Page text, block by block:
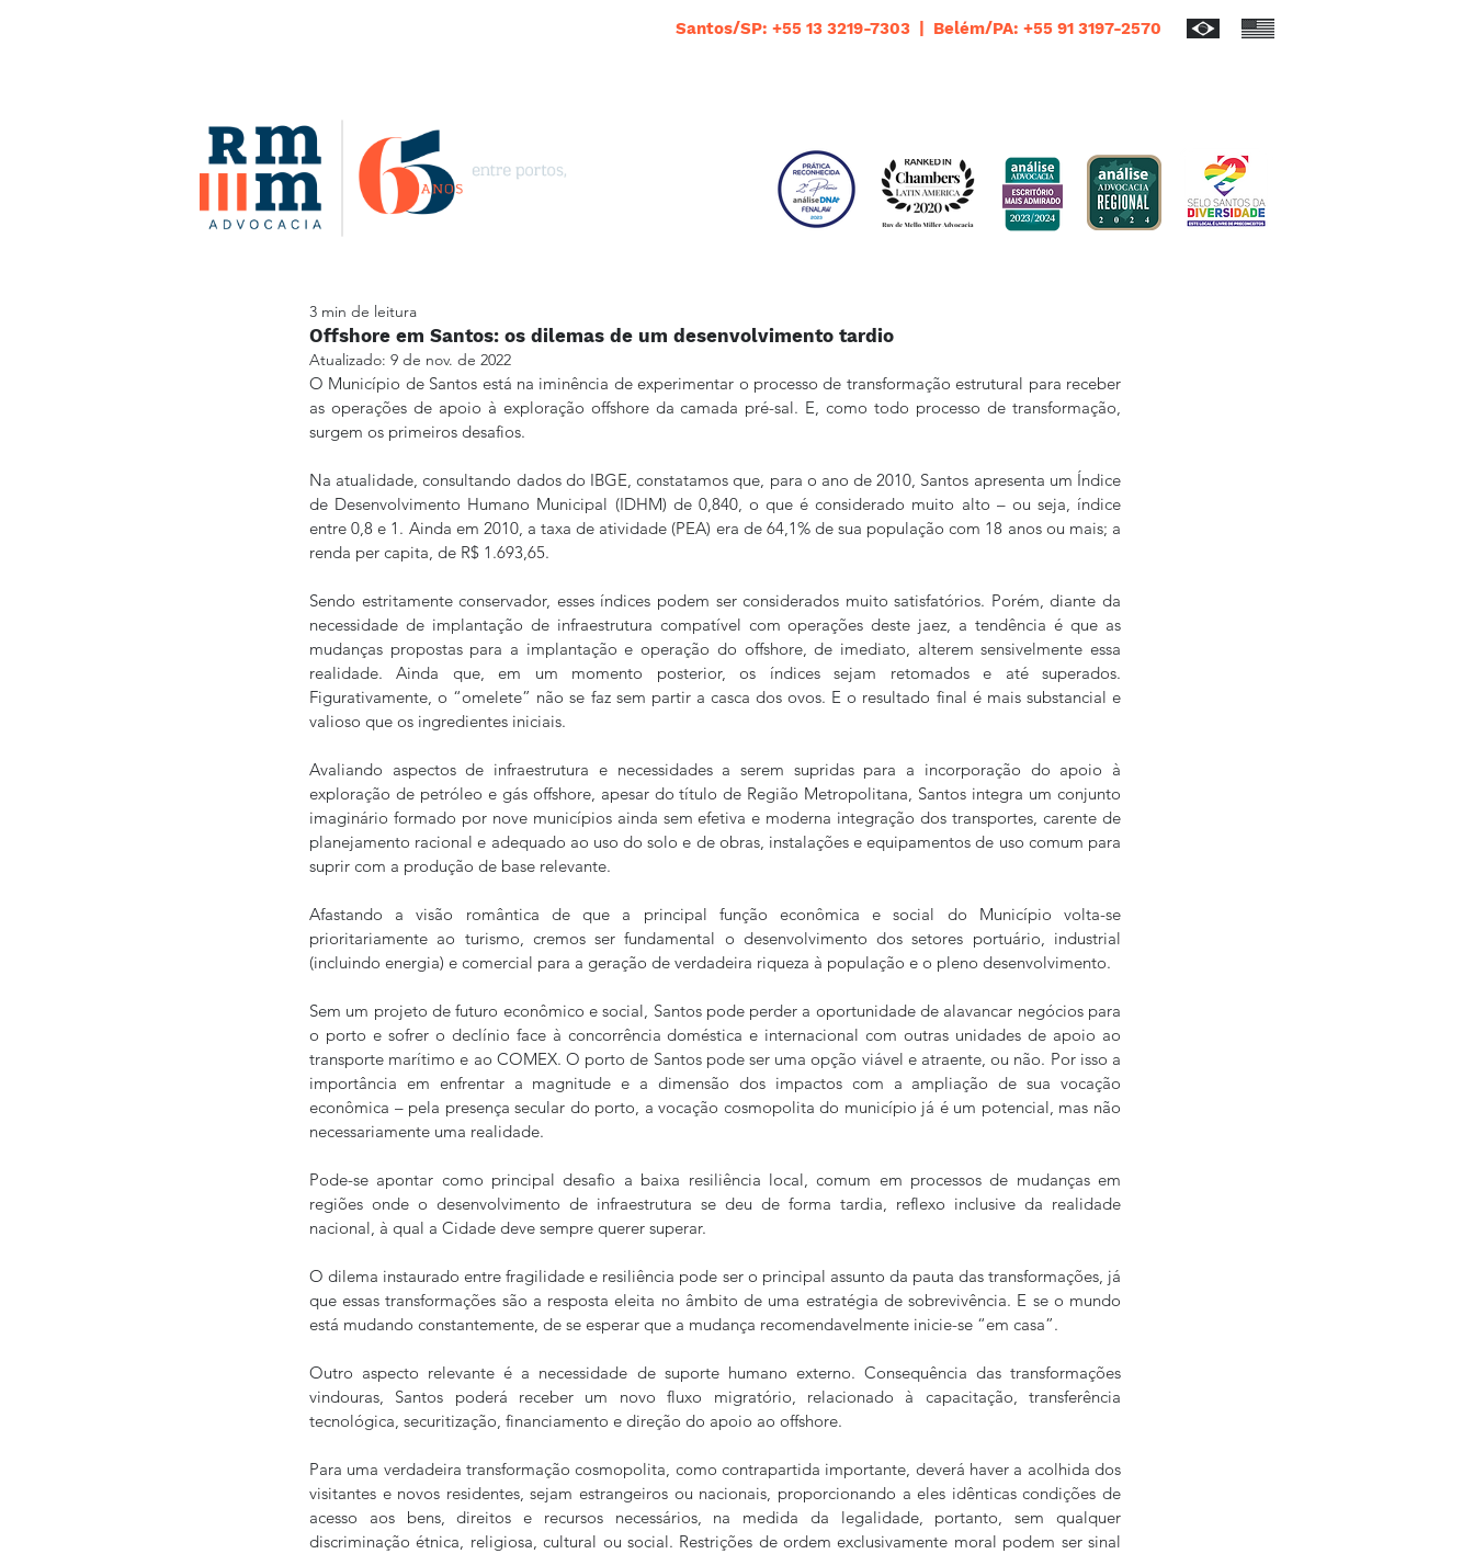
Santos/SP: +55 13 3219-7303 | Belém/PA: +55 91 3197-2570
Offshore em Santos: os dilemas de um desenvolvimento tardio
3 min de leitura
Atualizado: 9 de nov. de 2022
O Município de Santos está na iminência de experimentar o processo de transformação estrutural para receber
as operações de apoio à exploração offshore da camada pré-sal. E, como todo processo de transformação,
surgem os primeiros desafios.
Na atualidade, consultando dados do IBGE, constatamos que, para o ano de 2010, Santos apresenta um Índice
de Desenvolvimento Humano Municipal (IDHM) de 0,840, o que é considerado muito alto – ou seja, índice
entre 0,8 e 1. Ainda em 2010, a taxa de atividade (PEA) era de 64,1% de sua população com 18 anos ou mais; a
renda per capita, de R$ 1.693,65.
Sendo estritamente conservador, esses índices podem ser considerados muito satisfatórios. Porém, diante da
necessidade de implantação de infraestrutura compatível com operações deste jaez, a tendência é que as
mudanças propostas para a implantação e operação do offshore, de imediato, alterem sensivelmente essa
realidade. Ainda que, em um momento posterior, os índices sejam retomados e até superados.
Figurativamente, o “omelete” não se faz sem partir a casca dos ovos. E o resultado final é mais substancial e
valioso que os ingredientes iniciais.
Avaliando aspectos de infraestrutura e necessidades a serem supridas para a incorporação do apoio à
exploração de petróleo e gás offshore, apesar do título de Região Metropolitana, Santos integra um conjunto
imaginário formado por nove municípios ainda sem efetiva e moderna integração dos transportes, carente de
planejamento racional e adequado ao uso do solo e de obras, instalações e equipamentos de uso comum para
suprir com a produção de base relevante.
Afastando a visão romântica de que a principal função econômica e social do Município volta-se
prioritariamente ao turismo, cremos ser fundamental o desenvolvimento dos setores portuário, industrial
(incluindo energia) e comercial para a geração de verdadeira riqueza à população e o pleno desenvolvimento.
Sem um projeto de futuro econômico e social, Santos pode perder a oportunidade de alavancar negócios para
o porto e sofrer o declínio face à concorrência doméstica e internacional com outras unidades de apoio ao
transporte marítimo e ao COMEX. O porto de Santos pode ser uma opção viável e atraente, ou não. Por isso a
importância em enfrentar a magnitude e a dimensão dos impactos com a ampliação de sua vocação
econômica – pela presença secular do porto, a vocação cosmopolita do município já é um potencial, mas não
necessariamente uma realidade.
Pode-se apontar como principal desafio a baixa resiliência local, comum em processos de mudanças em
regiões onde o desenvolvimento de infraestrutura se deu de forma tardia, reflexo inclusive da realidade
nacional, à qual a Cidade deve sempre querer superar.
O dilema instaurado entre fragilidade e resiliência pode ser o principal assunto da pauta das transformações, já
que essas transformações são a resposta eleita no âmbito de uma estratégia de sobrevivência. E se o mundo
está mudando constantemente, de se esperar que a mudança recomendavelmente inicie-se “em casa”.
Outro aspecto relevante é a necessidade de suporte humano externo. Consequência das transformações
vindouras, Santos poderá receber um novo fluxo migratório, relacionado à capacitação, transferência
tecnológica, securitização, financiamento e direção do apoio ao offshore.
Para uma verdadeira transformação cosmopolita, como contrapartida importante, deverá haver a acolhida dos
visitantes e novos residentes, sejam estrangeiros ou nacionais, proporcionando a eles idênticas condições de
acesso aos bens, direitos e recursos necessários, na medida da legalidade, portanto, sem qualquer
discriminação étnica, religiosa, cultural ou social. Restrições de ordem exclusivamente moral podem ser sinal